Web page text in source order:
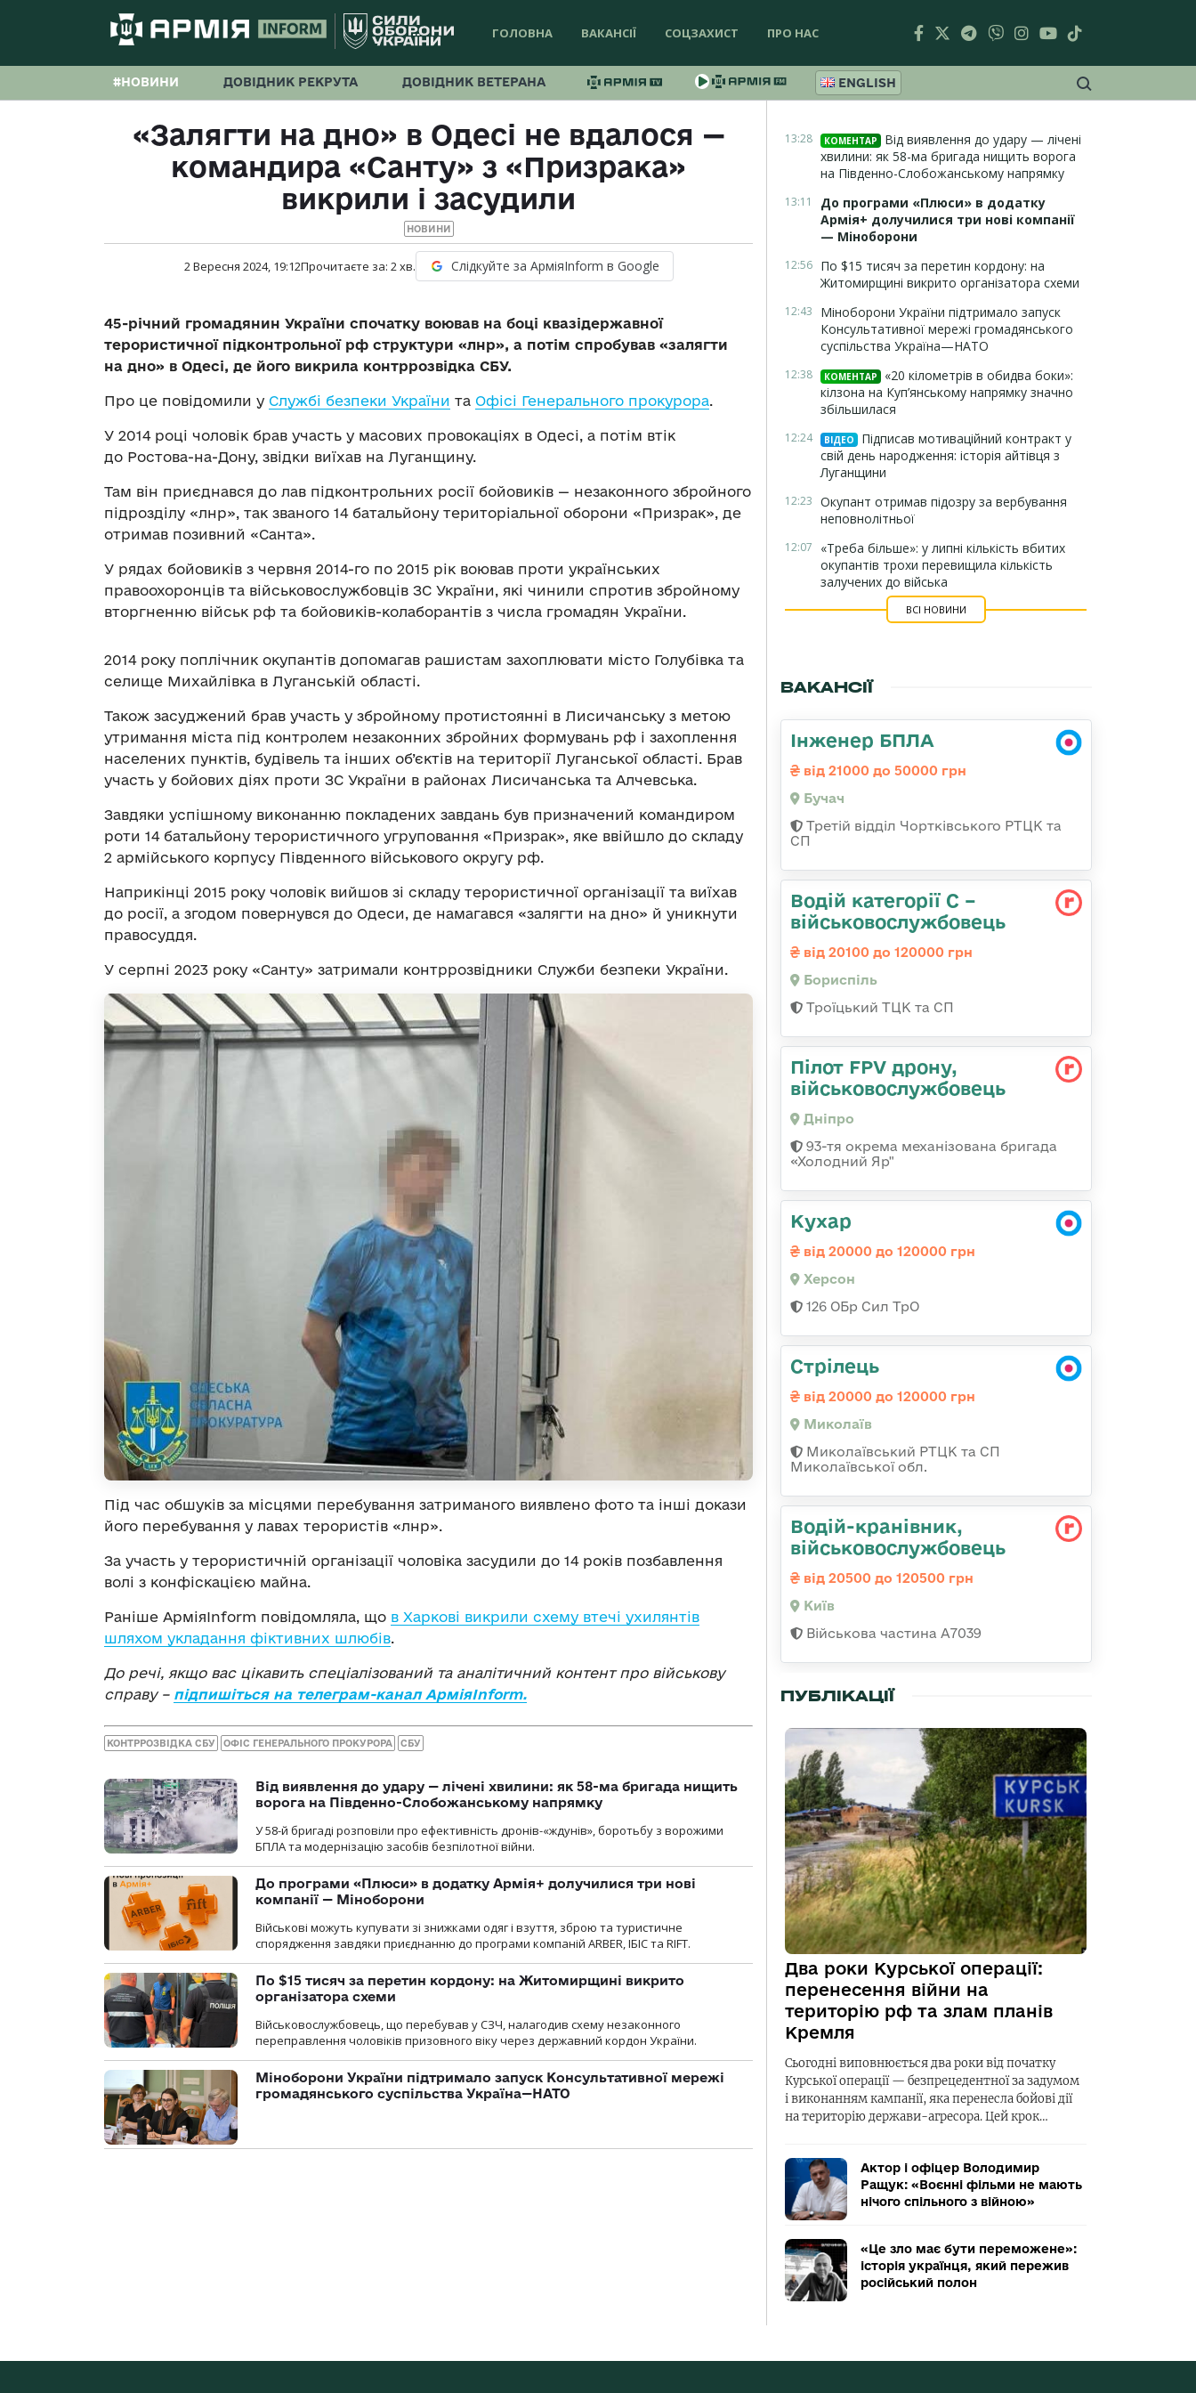
ГОЛОВНА ВАКАНСІЇ СОЦЗАХИСТ ПРО НАС
#НОВИНИ ДОВІДНИК РЕКРУТА ДОВІДНИК ВЕТЕРАНА ENGLISH
«Залягти на дно» в Одесі не вдалося —
командира «Санту» з «Призрака»
викрили і засудили
НОВИНИ
2 Вересня 2024, 19:12Прочитаєте за: 2хв. Слідкуйте за АрміяInform в Google
45-річний громадянин України спочатку воював на боці квазідержавної
терористичної підконтрольної рф структури «лнр», а потім спробував «залягти
на дно» в Одесі, де його викрила контррозвідка СБУ.
Про це повідомили у Службі безпеки України та Офісі Генерального прокурора.
У 2014 році чоловік брав участь у масових провокаціях в Одесі, а потім втік
до Ростова-на-Дону, звідки виїхав на Луганщину.
Там він приєднався до лав підконтрольних росії бойовиків — незаконного збройного
підрозділу «лнр», так званого 14 батальйону територіальної оборони «Призрак», де
отримав позивний «Санта».
У рядах бойовиків з червня 2014-го по 2015 рік воював проти українських
правоохоронців та військовослужбовців ЗС України, які чинили спротив збройному
вторгненню військ рф та бойовиків-колаборантів з числа громадян України.
2014 року поплічник окупантів допомагав рашистам захоплювати місто Голубівка та
селище Михайлівка в Луганській області.
Також засуджений брав участь у збройному протистоянні в Лисичанську з метою
утримання міста під контролем незаконних збройних формувань рф і захоплення
населених пунктів, будівель та інших об’єктів на території Луганської області. Брав
участь у бойових діях проти ЗС України в районах Лисичанська та Алчевська.
Завдяки успішному виконанню покладених завдань був призначений командиром
роти 14 батальйону терористичного угруповання «Призрак», яке ввійшло до складу
2 армійського корпусу Південного військового округу рф.
Наприкінці 2015 року чоловік вийшов зі складу терористичної організації та виїхав
до росії, а згодом повернувся до Одеси, де намагався «залягти на дно» й уникнути
правосуддя.
У серпні 2023 року «Санту» затримали контррозвідники Служби безпеки України.
Під час обшуків за місцями перебування затриманого виявлено фото та інші докази
його перебування у лавах терористів «лнр».
За участь у терористичній організації чоловіка засудили до 14 років позбавлення
волі з конфіскацією майна.
Раніше АрміяInform повідомляла, що в Харкові викрили схему втечі ухилянтів
шляхом укладання фіктивних шлюбів.
До речі, якщо вас цікавить спеціалізований та аналітичний контент про військову
справу – підпишіться на телеграм-канал АрміяInform.
КОНТРРОЗВІДКА СБУ ОФІС ГЕНЕРАЛЬНОГО ПРОКУРОРА СБУ
Від виявлення до удару — лічені хвилини: як 58-ма бригада нищить
ворога на Південно-Слобожанському напрямку
У 58-й бригаді розповіли про ефективність дронів-«ждунів», боротьбу з ворожими
БПЛА та модернізацію засобів безпілотної війни.
До програми «Плюси» в додатку Армія+ долучилися три нові
компанії — Міноборони
Військові можуть купувати зі знижками одяг і взуття, зброю та туристичне
спорядження завдяки приєднанню до програми компаній ARBER, ІБІС та RIFT.
По $15 тисяч за перетин кордону: на Житомирщині викрито
організатора схеми
Військовослужбовець, що перебував у СЗЧ, налагодив схему незаконного
переправлення чоловіків призовного віку через державний кордон України.
Міноборони України підтримало запуск Консультативної мережі
громадянського суспільства Україна—НАТО
13:28 КОМЕНТАР
Від виявлення до удару — лічені
хвилини: як 58-ма бригада нищить ворога
на Південно-Слобожанському напрямку
13:11
До програми «Плюси» в додатку
Армія+ долучилися три нові компанії
— Міноборони
12:56 По $15 тисяч за перетин кордону: на
Житомирщині викрито організатора схеми
12:43
Міноборони України підтримало запуск
Консультативної мережі громадянського
суспільства Україна—НАТО
12:38 КОМЕНТАР
«20 кілометрів в обидва боки»:
кілзона на Куп’янському напрямку значно
збільшилася
12:24 ВІДЕО
Підписав мотиваційний контракт у
свій день народження: історія айтівця з
Луганщини
12:23 Окупант отримав підозру за вербування
неповнолітньої
12:07
«Треба більше»: у липні кількість вбитих
окупантів трохи перевищила кількість
залучених до війська
ВСІ НОВИНИ
ВАКАНСІЇ
Інженер БПЛА
від 21000 до 50000 грн
Бучач
Третій відділ Чортківського РТЦК та
СП
Водій категорії С –
військовослужбовець
від 20100 до 120000 грн
Бориспіль
Троїцький ТЦК та СП
Пілот FPV дрону,
військовослужбовець
Дніпро
93-тя окрема механізована бригада
«Холодний Яр"
Кухар
від 20000 до 120000 грн
Херсон
126 ОБр Сил ТрО
Стрілець
від 20000 до 120000 грн
Миколаїв
Миколаївський РТЦК та СП
Миколаївської обл.
Водій-кранівник,
військовослужбовець
від 20500 до 120500 грн
Київ
Військова частина А7039
ПУБЛІКАЦІЇ
Два роки Курської операції:
перенесення війни на
територію рф та злам планів
Кремля
Сьогодні виповнюється два роки від початку
Курської операції — безпрецедентної за задумом
і виконанням кампанії, яка перенесла бойові дії
на територію держави-агресора. Цей крок…
Актор і офіцер Володимир
Ращук: «Воєнні фільми не мають
нічого спільного з війною»
«Це зло має бути переможене»:
історія українця, який пережив
російський полон